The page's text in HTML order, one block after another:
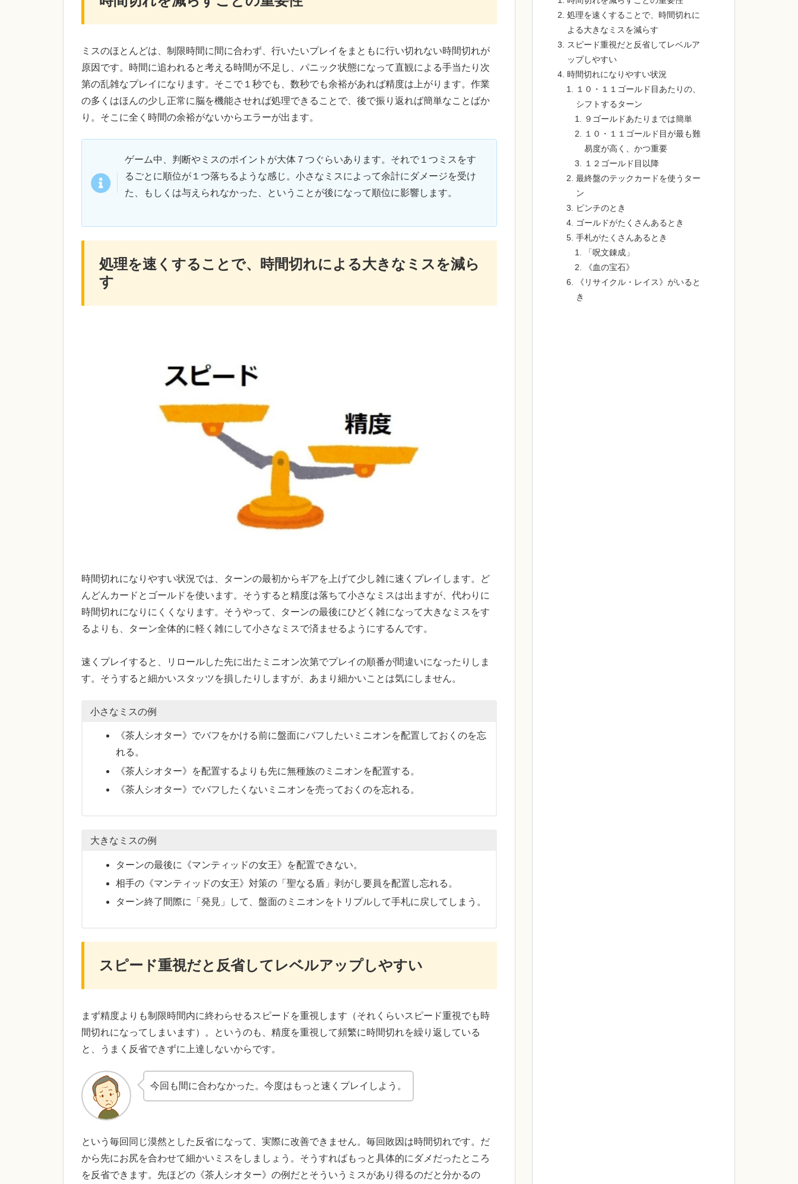
ミスのほとんどは、制限時間に間に合わず、行いたいプレイをまともに行い切れない時間切れが
原因です。時間に追われると考える時間が不足し、パニック状態になって直観による手当たり次
第の乱雑なプレイになります。そこで１秒でも、数秒でも余裕があれば精度は上がります。作業
の多くはほんの少し正常に脳を機能させれば処理できることで、後で振り返れば簡単なことばか
り。そこに全く時間の余裕がないからエラーが出ます。
ゲーム中、判断やミスのポイントが大体７つぐらいあります。それで１つミスをす
るごとに順位が１つ落ちるような感じ。小さなミスによって余計にダメージを受け
た、もしくは与えられなかった、ということが後になって順位に影響します。
処理を速くすることで、時間切れによる大きなミスを減ら
す
時間切れになりやすい状況では、ターンの最初からギアを上げて少し雑に速くプレイします。ど
んどんカードとゴールドを使います。そうすると精度は落ちて小さなミスは出ますが、代わりに
時間切れになりにくくなります。そうやって、ターンの最後にひどく雑になって大きなミスをす
るよりも、ターン全体的に軽く雑にして小さなミスで済ませるようにするんです。
速くプレイすると、リロールした先に出たミニオン次第でプレイの順番が間違いになったりしま
す。そうすると細かいスタッツを損したりしますが、あまり細かいことは気にしません。
小さなミスの例
《茶人シオター》でバフをかける前に盤面にバフしたいミニオンを配置しておくのを忘
れる。
《茶人シオター》を配置するよりも先に無種族のミニオンを配置する。
《茶人シオター》でバフしたくないミニオンを売っておくのを忘れる。
大きなミスの例
ターンの最後に《マンティッドの女王》を配置できない。
相手の《マンティッドの女王》対策の「聖なる盾」剥がし要員を配置し忘れる。
ターン終了間際に「発見」して、盤面のミニオンをトリプルして手札に戻してしまう。
スピード重視だと反省してレベルアップしやすい
まず精度よりも制限時間内に終わらせるスピードを重視します（それくらいスピード重視でも時
間切れになってしまいます）。というのも、精度を重視して頻繁に時間切れを繰り返している
と、うまく反省できずに上達しないからです。
今回も間に合わなかった。今度はもっと速くプレイしよう。
という毎回同じ漠然とした反省になって、実際に改善できません。毎回敗因は時間切れです。だ
から先にお尻を合わせて細かいミスをしましょう。そうすればもっと具体的にダメだったところ
を反省できます。先ほどの《茶人シオター》の例だとそういうミスがあり得るのだと分かるの
処理を速くすることで、時間切れに
よる大きなミスを減らす
スピード重視だと反省してレベルア
ップしやすい
時間切れになりやすい状況
１０・１１ゴールド目あたりの、
シフトするターン
９ゴールドあたりまでは簡単
１０・１１ゴールド目が最も難
易度が高く、かつ重要
１２ゴールド目以降
最終盤のテックカードを使うター
ン
ピンチのとき
ゴールドがたくさんあるとき
手札がたくさんあるとき
「呪文錬成」
《血の宝石》
《リサイクル・レイス》がいると
き